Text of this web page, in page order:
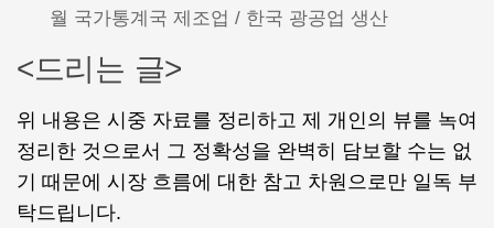
월 국가통계국 제조업 / 한국 광공업 생산
<드리는 글>
위 내용은 시중 자료를 정리하고 제 개인의 뷰를 녹여
정리한 것으로서 그 정확성을 완벽히 담보할 수는 없
기 때문에 시장 흐름에 대한 참고 차원으로만 일독 부
탁드립니다.